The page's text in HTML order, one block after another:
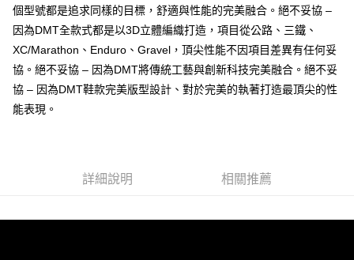
買賣價金債權讓與本公司後，依約使用本公司帳單繳交帳款。
2.基於同意付款使用「大哥付你分期」之契約關係目的，商店將以您的個人
資料（包含姓名、電話或地址）提供予台灣大哥大進項蒐集、處理及利用，
由本公司與您本人進行分期帳單所需資料之確認、核對及更正。
3.完整用戶服務條款，請詳閱以下連結：https://oppay.tw/userRule
後付繳納相關費用。
※ 交易是否成功請以「AFTEE先享後付 」之結帳頁面顯示為準，若有關於
是否繳費成功／繳費後需取消欲退款等相關疑問，請聯繫「AFTEE先享後付
客戶支援中心」
https://netprotections.freshdesk.com/support/home
【注意事項】
易，需依本服務之必要範圍內提供個人資料，並將交易相關給付款項請求債
３．未成年的使用者請事先徵得法定代理人或監護人之同意方可使用
「AFTEE先享後付」，若未經同意申辦者引起之損失，本公司不負相關責
個型號都是追求同樣的目標，舒適與性能的完美融合。絕不妥協 –
因為DMT全款式都是以3D立體編織打造，項目從公路、三鐵、
XC/Marathon、Enduro、Gravel，頂尖性能不因項目差異有任何妥
協。絕不妥協 – 因為DMT將傳統工藝與創新科技完美融合。絕不妥
協 – 因為DMT鞋款完美版型設計、對於完美的執著打造最頂尖的性
能表現。
詳細說明 相關推薦